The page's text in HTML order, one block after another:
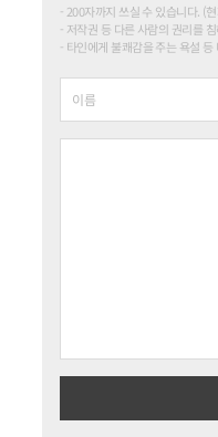
200자까지 쓰실 수 있습니다. (
저작권 등 다른 사람의 권리를
타인에게 불쾌감을 주는 욕설